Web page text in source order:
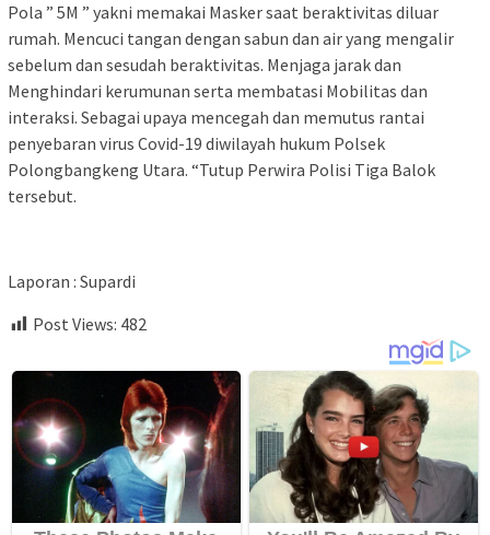
Pola ” 5M ” yakni memakai Masker saat beraktivitas diluar
rumah. Mencuci tangan dengan sabun dan air yang mengalir
sebelum dan sesudah beraktivitas. Menjaga jarak dan
Menghindari kerumunan serta membatasi Mobilitas dan
interaksi. Sebagai upaya mencegah dan memutus rantai
penyebaran virus Covid-19 diwilayah hukum Polsek
Polongbangkeng Utara. “Tutup Perwira Polisi Tiga Balok
tersebut.
Laporan : Supardi
Post Views: 482